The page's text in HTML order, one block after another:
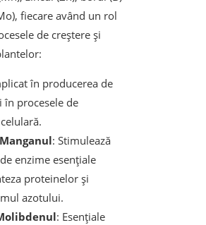
fiecare având un rol
de creștere și
în producerea de
în procesele de
: Stimulează
enzime esențiale
proteinelor și
azotului.
: Esențiale